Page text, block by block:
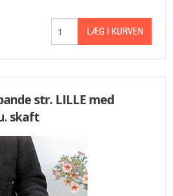
str. LILLE med
skaft